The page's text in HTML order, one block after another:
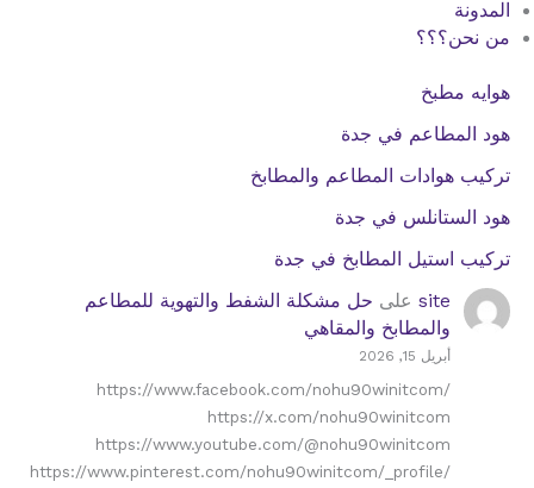
المدونة
من نحن؟؟؟
هوايه مطبخ
هود المطاعم في جدة
تركيب هوادات المطاعم والمطابخ
هود الستانلس في جدة
تركيب استيل المطابخ في جدة
site على حل مشكلة الشفط والتهوية للمطاعم
والمطابخ والمقاهي
أبريل 15, 2026
https://www.facebook.com/nohu90winitcom/
https://x.com/nohu90winitcom
https://www.youtube.com/@nohu90winitcom
https://www.pinterest.com/nohu90winitcom/_profile/